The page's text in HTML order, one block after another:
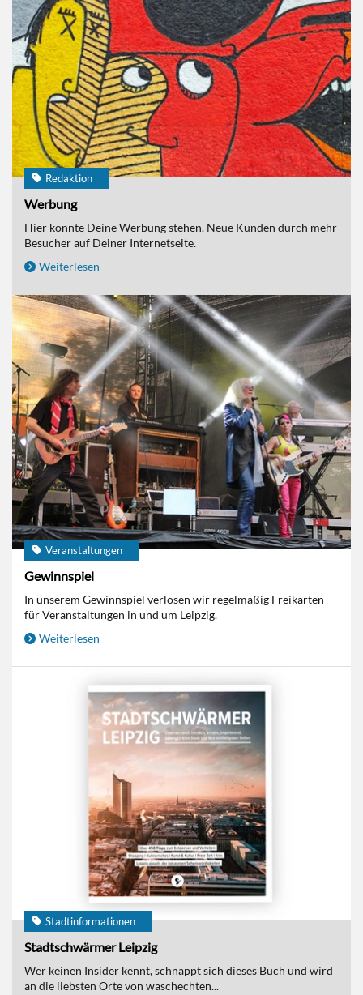
Redaktion
Werbung
Hier könnte Deine Werbung stehen. Neue Kunden durch mehr
Besucher auf Deiner Internetseite.
Weiterlesen
Veranstaltungen
Gewinnspiel
In unserem Gewinnspiel verlosen wir regelmäßig Freikarten
für Veranstaltungen in und um Leipzig.
Weiterlesen
Stadtinformationen
Stadtschwärmer Leipzig
Wer keinen Insider kennt, schnappt sich dieses Buch und wird
an die liebsten Orte von waschechten...